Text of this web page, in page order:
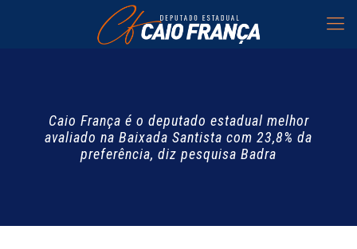
Caio França é o deputado estadual melhor
avaliado na Baixada Santista com 23,8% da
preferência, diz pesquisa Badra